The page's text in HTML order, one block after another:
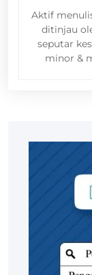
Aktif
ditinjau
seputar
minor &